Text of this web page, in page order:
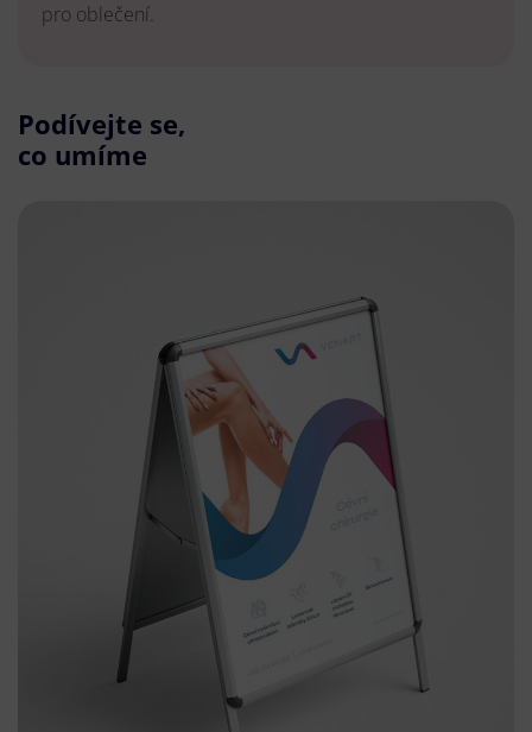
pro oblečení.
Podívejte se,
co umíme